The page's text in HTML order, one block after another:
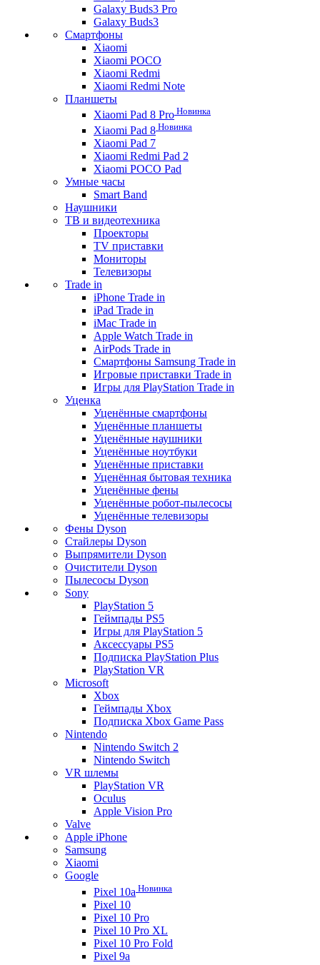
Galaxy Buds3 Pro
Galaxy Buds3
Смартфоны
Xiaomi
Xiaomi POCO
Xiaomi Redmi
Xiaomi Redmi Note
Планшеты
Xiaomi Pad 8 Pro Новинка
Xiaomi Pad 8 Новинка
Xiaomi Pad 7
Xiaomi Redmi Pad 2
Xiaomi POCO Pad
Умные часы
Smart Band
Наушники
ТВ и видеотехника
Проекторы
TV приставки
Мониторы
Телевизоры
Trade in
iPhone Trade in
iPad Trade in
iMac Trade in
Apple Watch Trade in
AirPods Trade in
Смартфоны Samsung Trade in
Игровые приставки Trade in
Игры для PlayStation Trade in
Уценка
Уценённые смартфоны
Уценённые планшеты
Уценённые наушники
Уценённые ноутбуки
Уценённые приставки
Уценённая бытовая техника
Уценённые фены
Уценённые робот-пылесосы
Уценённые телевизоры
Фены Dyson
Стайлеры Dyson
Выпрямители Dyson
Очистители Dyson
Пылесосы Dyson
Sony
PlayStation 5
Геймпады PS5
Игры для PlayStation 5
Аксессуары PS5
Подписка PlayStation Plus
PlayStation VR
Microsoft
Xbox
Геймпады Xbox
Подписка Xbox Game Pass
Nintendo
Nintendo Switch 2
Nintendo Switch
VR шлемы
PlayStation VR
Oculus
Apple Vision Pro
Valve
Apple iPhone
Samsung
Xiaomi
Google
Pixel 10a Новинка
Pixel 10
Pixel 10 Pro
Pixel 10 Pro XL
Pixel 10 Pro Fold
Pixel 9a